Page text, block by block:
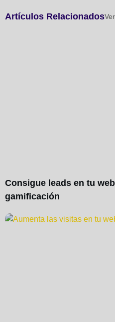
Artículos Relacionados
Consigue leads en tu
gamificación